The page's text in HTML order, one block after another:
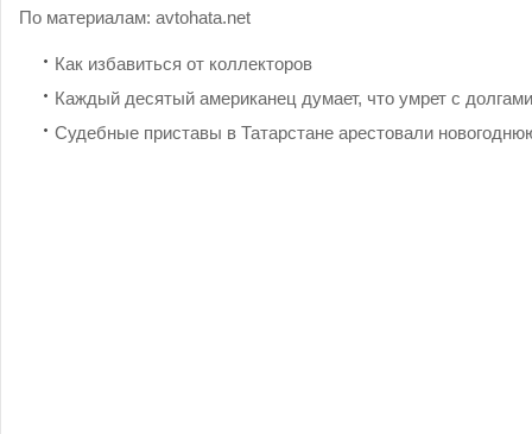
По материалам: avtohata.net
Как избавиться от коллекторов
Каждый десятый американец думает, что умрет с долгами
Судебные приставы в Татарстане арестовали